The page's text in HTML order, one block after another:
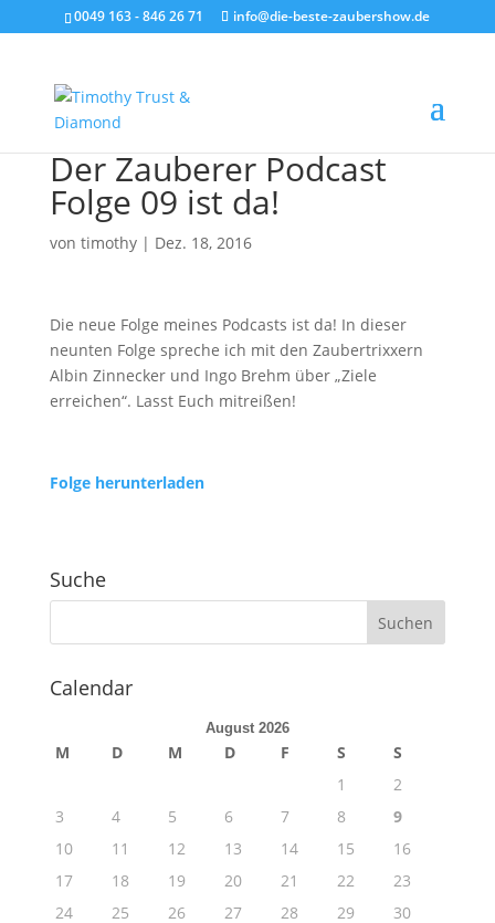
0049 163 - 846 26 71 info@die-beste-zaubershow.de
Der Zauberer Podcast
Folge 09 ist da!
von timothy| Dez. 18, 2016
Die neue Folge meines Podcasts ist da! In dieser
neunten Folge spreche ich mit den Zaubertrixxern
Albin Zinnecker und Ingo Brehm über „Ziele
erreichen“. Lasst Euch mitreißen!
Folge herunterladen
Suche
Calendar
August 2026
M D M D F S
S
1
2
3
4 5 6 7 8
9
10
11 12 13 14 15
16
17
18 19 20 21 22
23
24
25 26 27 28 29
30